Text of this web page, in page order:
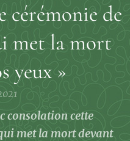
cérémonie de
met la mort
yeux »
consolation cette
met la mort devant